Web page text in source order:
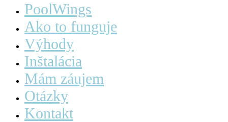
PoolWings
Ako to funguje
Výhody
Inštalácia
Mám záujem
Otázky
Kontakt